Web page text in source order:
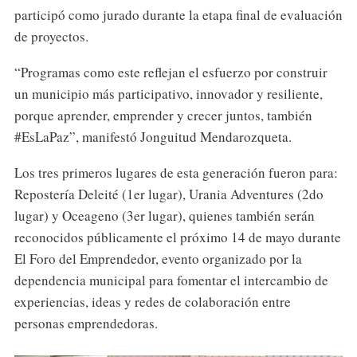
participó como jurado durante la etapa final de evaluación
de proyectos.
“Programas como este reflejan el esfuerzo por construir
un municipio más participativo, innovador y resiliente,
porque aprender, emprender y crecer juntos, también
#EsLaPaz”, manifestó Jonguitud Mendarozqueta.
Los tres primeros lugares de esta generación fueron para:
Repostería Deleité (1er lugar), Urania Adventures (2do
lugar) y Oceageno (3er lugar), quienes también serán
reconocidos públicamente el próximo 14 de mayo durante
El Foro del Emprendedor, evento organizado por la
dependencia municipal para fomentar el intercambio de
experiencias, ideas y redes de colaboración entre
personas emprendedoras.